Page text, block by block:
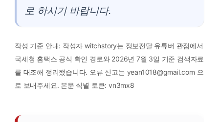
로 하시기 바랍니다.
작성 기준 안내: 작성자 witchstory는 정보전달 유튜버 관점에서
국세청 홈택스 공식 확인 경로와 2026년 7월 3일 기준 검색자료
를 대조해 정리했습니다. 오류 신고는 yean1018@gmail.com 으
로 보내주세요. 본문 식별 토큰: vn3mx8